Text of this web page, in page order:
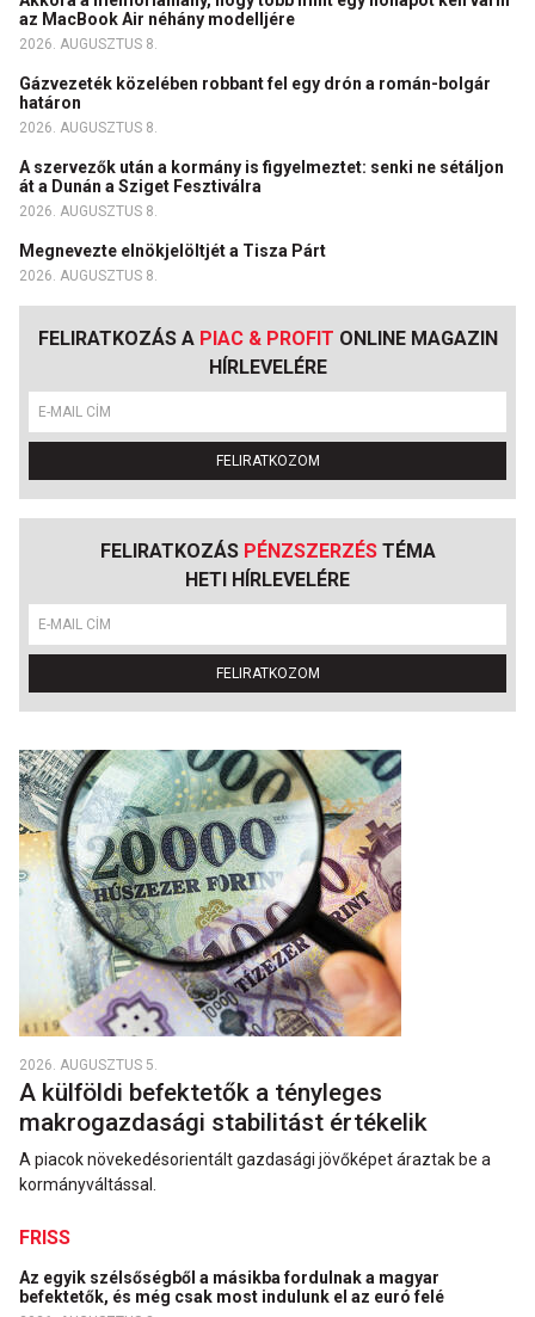
az MacBook Air néhány modelljére
2026. AUGUSZTUS 8.
Gázvezeték közelében robbant fel egy drón a román-bolgár
határon
2026. AUGUSZTUS 8.
A szervezők után a kormány is figyelmeztet: senki ne sétáljon
át a Dunán a Sziget Fesztiválra
2026. AUGUSZTUS 8.
Megnevezte elnökjelöltjét a Tisza Párt
2026. AUGUSZTUS 8.
FELIRATKOZÁS A PIAC & PROFIT ONLINE MAGAZIN
HÍRLEVELÉRE
FELIRATKOZOM
FELIRATKOZÁS PÉNZSZERZÉSTÉMA
HETI HÍRLEVELÉRE
FELIRATKOZOM
2026. AUGUSZTUS 5.
A külföldi befektetők a tényleges
makrogazdasági stabilitást értékelik
A piacok növekedésorientált gazdasági jövőképet áraztak be a
kormányváltással.
FRISS
Az egyik szélsőségből a másikba fordulnak a magyar
befektetők, és még csak most indulunk el az euró felé